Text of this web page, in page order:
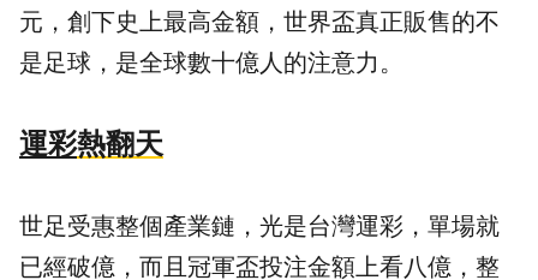
元，創下史上最高金額，世界盃真正販售的不
是足球，是全球數十億人的注意力。
運彩熱翻天
世足受惠整個產業鏈，光是台灣運彩，單場就
已經破億，而且冠軍盃投注金額上看八億，整